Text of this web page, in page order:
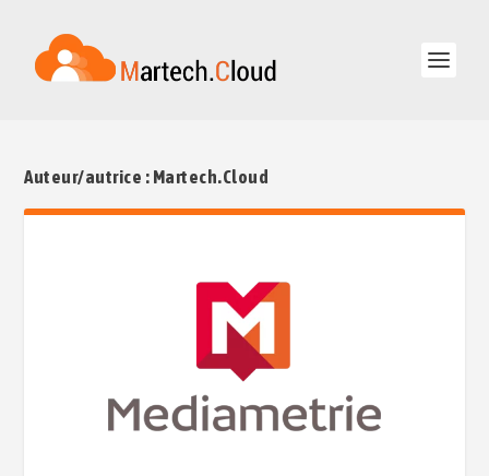
Auteur/autrice : Martech.Cloud